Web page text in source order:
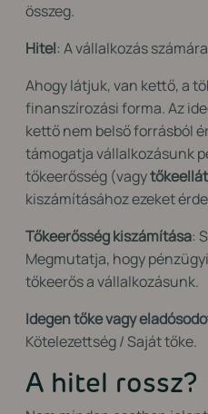
összeg.
Hitel: A vállalkozás
Ahogy látjuk, van kettő, a
finanszírozási forma. Az
kettő nem belső forrásból
támogatja vállalkozásunk
tőkeerősség (vagy
kiszámításához ezeket
Tőkeerősség kiszámítása:
Megmutatja, hogy
tőkeerős a vállalkozásunk.
Idegen tőke vagy
Kötelezettség / Saját tőke.
A hitel rossz?